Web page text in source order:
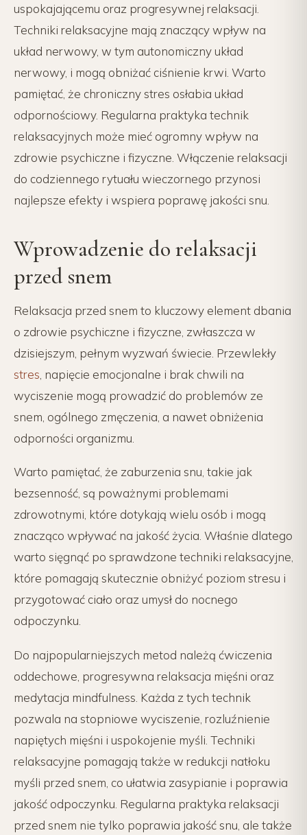
uspokajającemu oraz progresywnej relaksacji.
Techniki relaksacyjne mają znaczący wpływ na
układ nerwowy, w tym autonomiczny układ
nerwowy, i mogą obniżać ciśnienie krwi. Warto
pamiętać, że chroniczny stres osłabia układ
odpornościowy. Regularna praktyka technik
relaksacyjnych może mieć ogromny wpływ na
zdrowie psychiczne i fizyczne. Włączenie relaksacji
do codziennego rytuału wieczornego przynosi
najlepsze efekty i wspiera poprawę jakości snu.
Wprowadzenie do relaksacji
przed snem
Relaksacja przed snem to kluczowy element dbania
o zdrowie psychiczne i fizyczne, zwłaszcza w
dzisiejszym, pełnym wyzwań świecie. Przewlekły
stres , napięcie emocjonalne i brak chwili na
wyciszenie mogą prowadzić do problemów ze
snem, ogólnego zmęczenia, a nawet obniżenia
odporności organizmu.
Warto pamiętać, że zaburzenia snu, takie jak
bezsenność, są poważnymi problemami
zdrowotnymi, które dotykają wielu osób i mogą
znacząco wpływać na jakość życia. Właśnie dlatego
warto sięgnąć po sprawdzone techniki relaksacyjne,
które pomagają skutecznie obniżyć poziom stresu i
przygotować ciało oraz umysł do nocnego
odpoczynku.
Do najpopularniejszych metod należą ćwiczenia
oddechowe, progresywna relaksacja mięśni oraz
medytacja mindfulness. Każda z tych technik
pozwala na stopniowe wyciszenie, rozluźnienie
napiętych mięśni i uspokojenie myśli. Techniki
relaksacyjne pomagają także w redukcji natłoku
myśli przed snem, co ułatwia zasypianie i poprawia
jakość odpoczynku. Regularna praktyka relaksacji
przed snem nie tylko poprawia jakość snu, ale także